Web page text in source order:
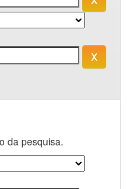
da pesquisa.